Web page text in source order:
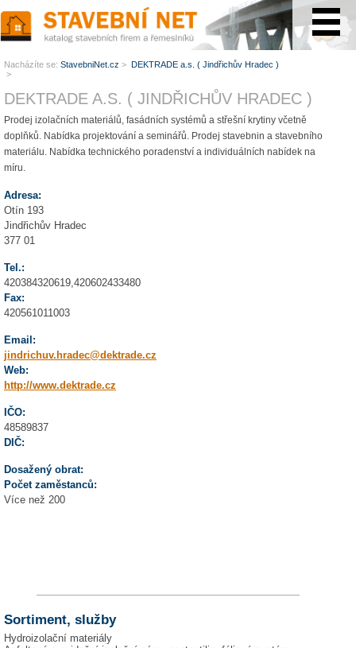
DEKTRADE A.S. ( JINDŘICHŮV HRADEC )
Prodej izolačních materiálů, fasádních systémů a střešní krytiny včetně
doplňků. Nabídka projektování a seminářů. Prodej stavebnin a stavebního
materiálu. Nabídka technického poradenství a individuálních nabídek na
míru.
Adresa:
Otín 193
Jindřichův Hradec
377 01
Tel.:
420384320619,420602433480
Fax:
420561011003
Email:
jindrichuv.hradec@dektrade.cz
Web:
http://www.dektrade.cz
IČO:
48589837
DIČ:
Dosažený obrat:
Počet zaměstanců:
Více než 200
Sortiment, služby
Hydroizolační materiály
Nacházíte se: StavebniNet.cz > DEKTRADE a.s. ( Jindřichův Hradec )
>